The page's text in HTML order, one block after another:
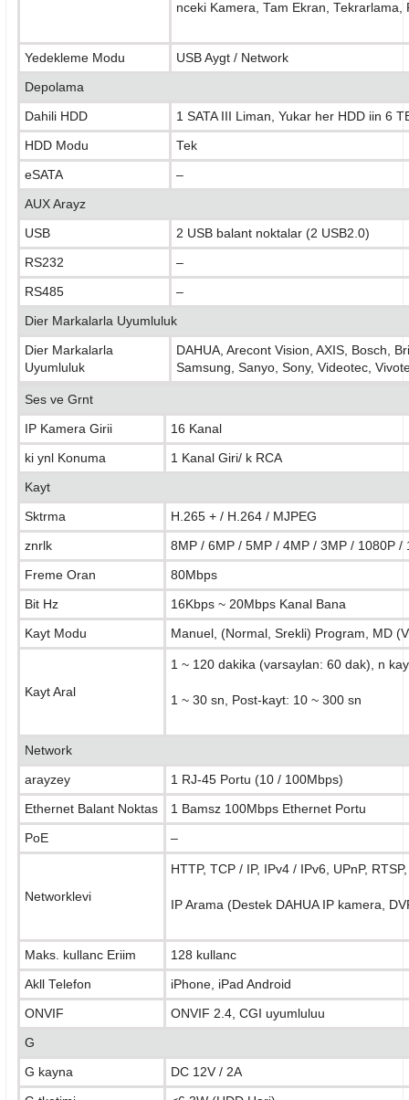
nceki Kamera, Tam Ekran,
Yedekleme Modu USB Aygt / Network
Depolama
Dahili HDD 1 SATA III Liman, Yukar her HDD iin 6
HDD Modu Tek
eSATA –
AUX Arayz
USB 2 USB balant noktalar (2 USB2.0)
RS232 –
RS485 –
Dier Markalarla Uyumluluk
Dier Markalarla
Uyumluluk
DAHUA, Arecont Vision, AXIS, Bosch,
Samsung, Sanyo, Sony, Videotec,
Ses ve Grnt
IP Kamera Girii 16 Kanal
ki ynl Konuma 1 Kanal Giri/ k RCA
Kayt
Sktrma H.265 + / H.264 / MJPEG
znrlk 8MP / 6MP / 5MP / 4MP / 3MP / 1080P /
Freme Oran 80Mbps
Bit Hz 16Kbps ~ 20Mbps Kanal Bana
Kayt Modu Manuel, (Normal, Srekli) Program, MD
Kayt Aral
1 ~ 120 dakika (varsaylan: 60 dak), n
1 ~ 30 sn, Post-kayt: 10 ~ 300 sn
Network
arayzey 1 RJ-45 Portu (10 / 100Mbps)
Ethernet Balant Noktas 1 Bamsz 100Mbps Ethernet Portu
PoE –
Networklevi
HTTP, TCP / IP, IPv4 / IPv6, UPnP,
IP Arama (Destek DAHUA IP kamera,
Maks. kullanc Eriim 128 kullanc
Akll Telefon iPhone, iPad Android
ONVIF ONVIF 2.4, CGI uyumluluu
G
G kayna DC 12V / 2A